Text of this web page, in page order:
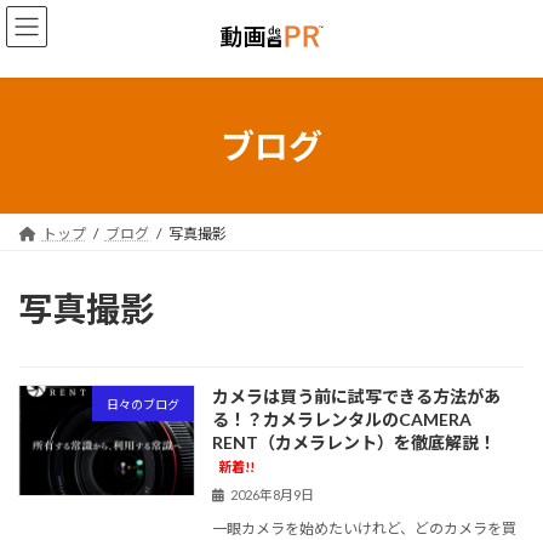
コ
ン
ン
ナ
ビ
ー
ブログ
トップ ブログ 写真撮影
写真撮影
日々のブログ
カメラは買う前に試写できる方法があ
る！？カメラレンタルのCAMERA
RENT（カメラレント）を徹底解説！
新着!!
2026年8月9日
一眼カメラを始めたいけれど、どのカメラを買